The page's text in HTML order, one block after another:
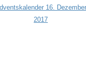
16. Dezember
2017